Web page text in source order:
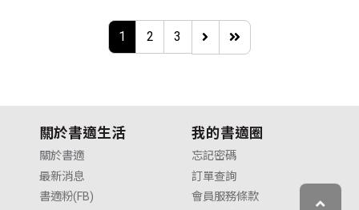
1 2 3
關於書適生活
關於書適
最新消息
書適粉(FB)
我的書適圈
忘記密碼
訂單查詢
會員服務條款